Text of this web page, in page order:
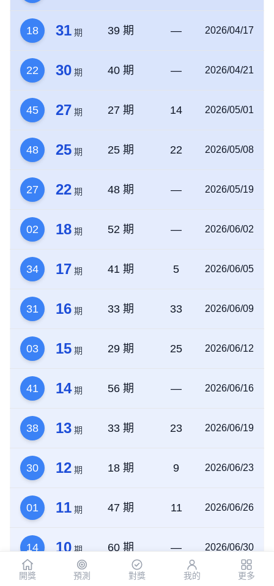
18 31 期 39 期 — 2026/04/17
22 30 期 40 期 — 2026/04/21
45 27 期 27 期 14 2026/05/01
48 25 期 25 期 22 2026/05/08
27 22 期 48 期 — 2026/05/19
02 18 期 52 期 — 2026/06/02
34 17 期 41 期 5 2026/06/05
31 16 期 33 期 33 2026/06/09
03 15 期 29 期 25 2026/06/12
41 14 期 56 期 — 2026/06/16
38 13 期 33 期 23 2026/06/19
30 12 期 18 期 9 2026/06/23
01 11 期 47 期 11 2026/06/26
14 10 期 60 期 — 2026/06/30
開獎 預測 對獎 我的 更多